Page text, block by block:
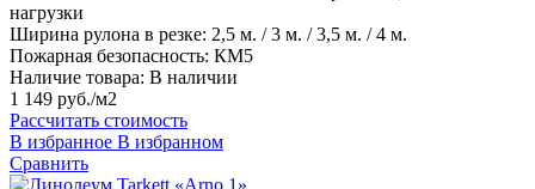
нагрузки
Ширина рулона в резке: 2,5 м. / 3 м. / 3,5 м. / 4 м.
Пожарная безопасность: КМ5
Наличие товара: В наличии
1 149 руб./м2
Рассчитать стоимость
В избранное В избранном
Сравнить